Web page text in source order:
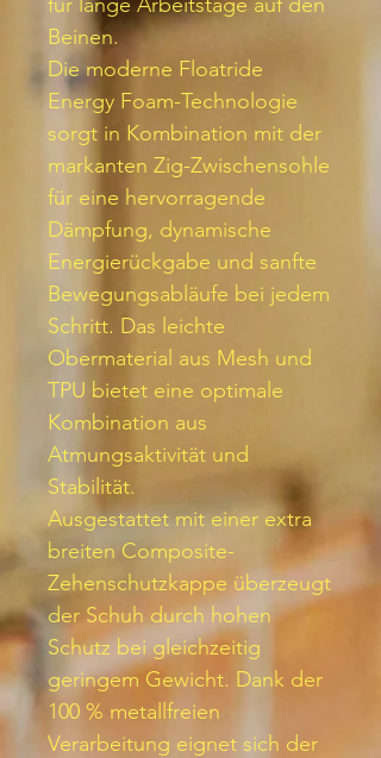
Beinen.
Die moderne Floatride
Energy Foam-Technologie
sorgt in Kombination mit der
markanten Zig-Zwischensohle
für eine hervorragende
Dämpfung, dynamische
Energie­rückgabe und sanfte
Bewegungsabläufe bei jedem
Schritt. Das leichte
Obermaterial aus Mesh und
TPU bietet eine optimale
Kombination aus
Atmungsaktivität und
Stabilität.
Ausgestattet mit einer extra
breiten Composite-
Zehenschutzkappe überzeugt
der Schuh durch hohen
Schutz bei gleichzeitig
geringem Gewicht. Dank der
100 % metallfreien
Verarbeitung eignet sich der